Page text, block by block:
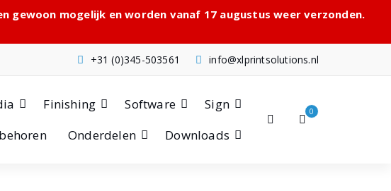
gewoon mogelijk en worden vanaf 17 augustus weer verzonden.
info@xlprintsolutions.nl
+31 (0)345-503561
Finishing Software
Sign
Onderdelen Downloads
0